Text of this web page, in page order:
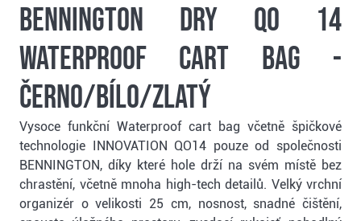
Bennington Dry QO 14
Waterproof cart bag -
černo/bílo/zlatý
Vysoce funkční Waterproof cart bag včetně špičkové
technologie INNOVATION QO14 pouze od společnosti
BENNINGTON, díky které hole drží na svém místě bez
chrastění, včetně mnoha high-tech detailů. Velký vrchní
organizér o velikosti 25 cm, nosnost, snadné čištění,